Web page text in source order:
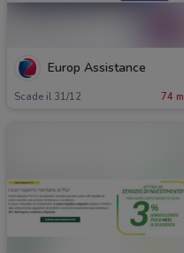
Europ Assistance
Scade il 31/12 74 m